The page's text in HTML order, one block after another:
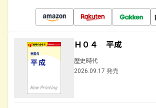
Ｈ０４ 平成
歴史時代
2026.09.17 発売